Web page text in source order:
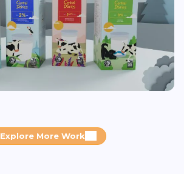
Explore More Work